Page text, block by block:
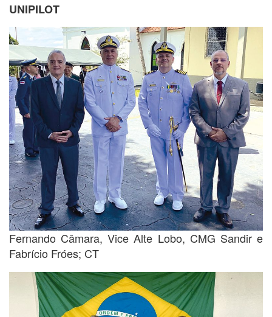
UNIPILOT
Fernando Câmara, Vice Alte Lobo, CMG Sandir e
Fabrício Fróes; CT